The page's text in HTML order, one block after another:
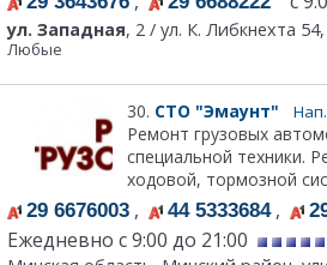
ул. Западная, 2 / ул. К. Либкнехта
Любые
30. СТО "Эмаунт"
Ремонт грузовых
специальной техники.
ходовой, тормозной
29 6676003 , 44 5333684,
Ежедневно с 9:00 до 21:00